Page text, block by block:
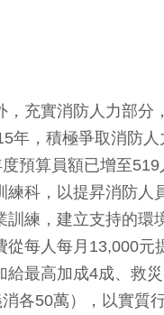
，充實消防人力部分
年，積極爭取消防人
預算員額已增至
練科，以提昇消防人
訓練，建立支持的環
從每人每月13,000元
給最高加成4成、救
各50萬），以實質